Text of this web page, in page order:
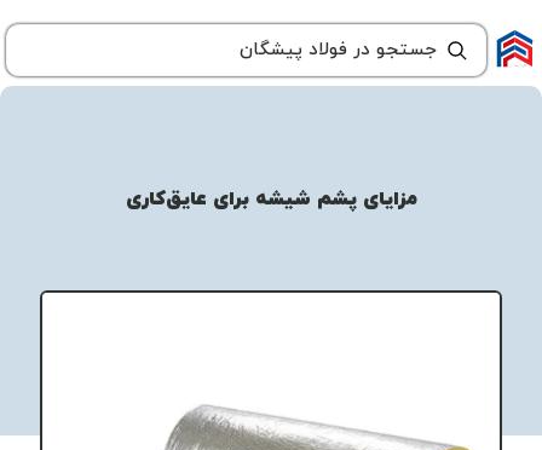
مزایای پشم شیشه برای عایق‌کاری